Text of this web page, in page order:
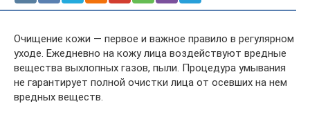
Очищение кожи — первое и важное правило в регулярном
уходе. Ежедневно на кожу лица воздействуют вредные
вещества выхлопных газов, пыли. Процедура умывания
не гарантирует полной очистки лица от осевших на нем
вредных веществ.